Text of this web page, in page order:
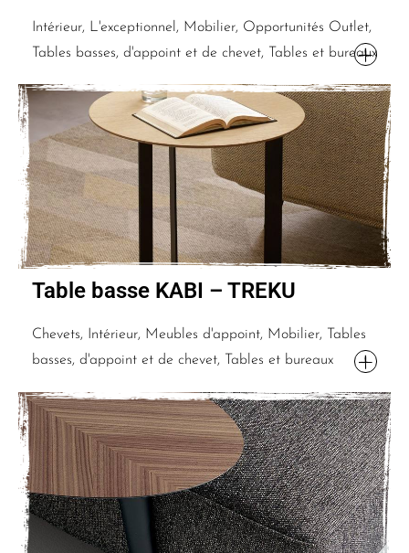
Intérieur, L'exceptionnel, Mobilier, Opportunités Outlet,
Tables basses, d'appoint et de chevet, Tables et bureaux
Table basse KABI – TREKU
Chevets, Intérieur, Meubles d'appoint, Mobilier, Tables
basses, d'appoint et de chevet, Tables et bureaux